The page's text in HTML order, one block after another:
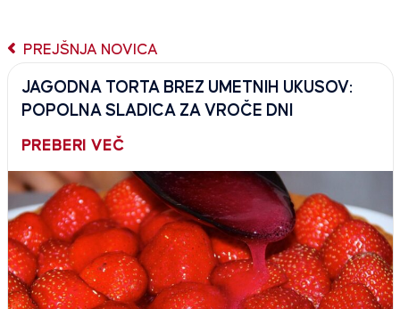
PREJŠNJA NOVICA
JAGODNA TORTA BREZ UMETNIH UKUSOV:
POPOLNA SLADICA ZA VROČE DNI
PREBERI VEČ